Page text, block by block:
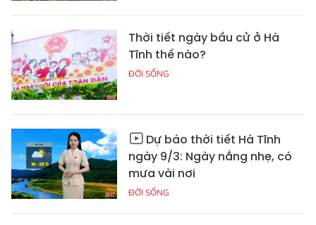
Thời tiết ngày bầu cử ở Hà
Tĩnh thế nào?
ĐỜI SỐNG
Dự báo thời tiết Hà Tĩnh
ngày 9/3: Ngày nắng nhẹ, có
mưa vài nơi
ĐỜI SỐNG